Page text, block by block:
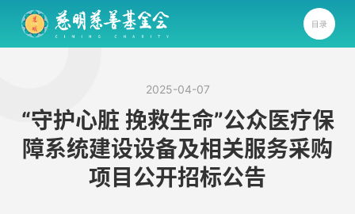
目录
2025-04-07
“守护心脏 挽救生命”公众医疗保
障系统建设设备及相关服务采购
项目公开招标公告